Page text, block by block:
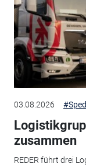
03.08.2026
zusammen
REDER führt drei